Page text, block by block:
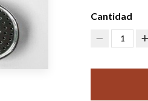
Cantidad
1